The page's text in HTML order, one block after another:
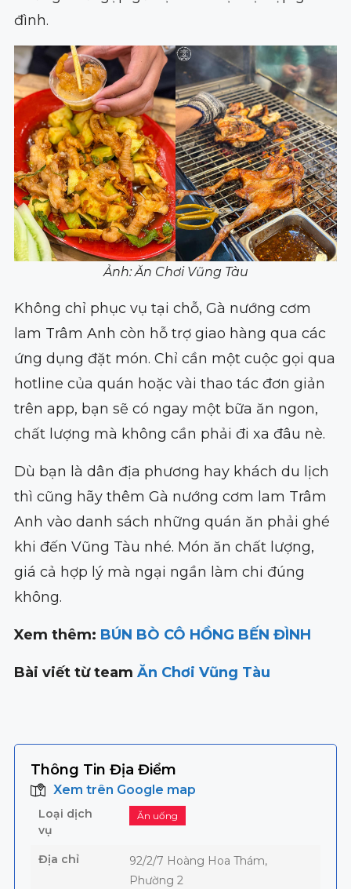
đình.
Ảnh: Ăn Chơi Vũng Tàu
Không chỉ phục vụ tại chỗ, Gà nướng cơm
lam Trâm Anh còn hỗ trợ giao hàng qua các
ứng dụng đặt món. Chỉ cần một cuộc gọi qua
hotline của quán hoặc vài thao tác đơn giản
trên app, bạn sẽ có ngay một bữa ăn ngon,
chất lượng mà không cần phải đi xa đâu nè.
Dù bạn là dân địa phương hay khách du lịch
thì cũng hãy thêm Gà nướng cơm lam Trâm
Anh vào danh sách những quán ăn phải ghé
khi đến Vũng Tàu nhé. Món ăn chất lượng,
giá cả hợp lý mà ngại ngần làm chi đúng
không.
Xem thêm: BÚN BÒ CÔ HỒNG BẾN ĐÌNH
Bài viết từ team Ăn Chơi Vũng Tàu
Thông Tin Địa Điểm
Xem trên Google map
Loại dịch
vụ
Ăn uống
Địa chỉ
92/2/7 Hoàng Hoa Thám,
Phường 2